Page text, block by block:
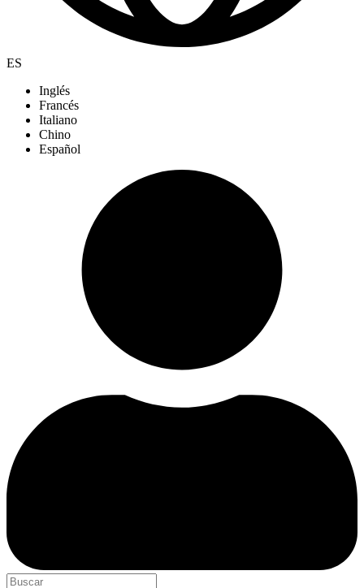
ES
Inglés
Francés
Italiano
Chino
Español